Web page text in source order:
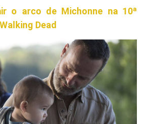
o arco de Michonne na 10ª
Dead